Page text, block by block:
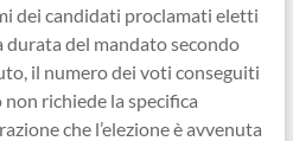
dei candidati proclamati eletti
del mandato secondo
il numero dei voti conseguiti
richiede la specifica
che l’elezione è avvenuta